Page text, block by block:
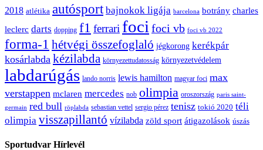
2018 atlétika autósport bajnokok ligája barcelona botrány charles
leclerc darts dopping f1 ferrari foci foci vb foci vb 2022
forma-1 hétvégi összefoglaló jégkorong kerékpár
kosárlabda kézilabda környezettudatosság környezetvédelem
labdarúgás lando norris lewis hamilton magyar foci max
verstappen mclaren mercedes nob olimpia oroszország paris saint-
germain red bull röplabda sebastian vettel sergio pérez tenisz tokió 2020 téli
olimpia visszapillantó vízilabda zöld sport átigazolások úszás
Sportudvar Hírlevél